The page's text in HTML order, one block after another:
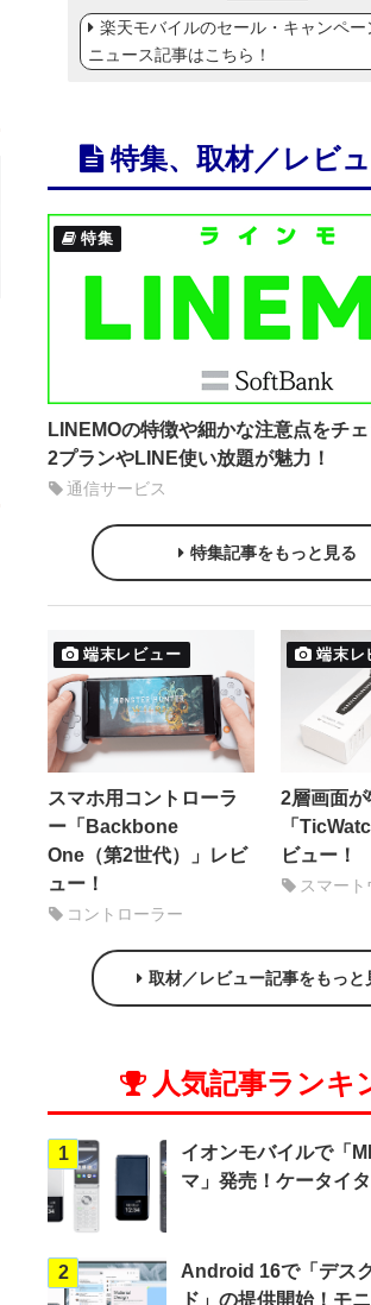
楽天モバイルのセール・キャンペー
ニュース記事はこちら！
特集、取材／レビ
特集
LINEMOの特徴や細かな注意点をチ
2プランやLINE使い放題が魅力！
通信サービス
特集記事をもっと見る
端末レビュー
スマホ用コントローラ
ー「Backbone
One（第2世代）」レビ
ュー！
コントローラー
端末レ
2層画面が
「
ビュー！
スマー
取材／レビュー記事をもっと
人気記事ランキ
1
イオンモバイルで「
マ」発売！ケータイ
2
Android 16で「デス
ド」の提供開始！モ